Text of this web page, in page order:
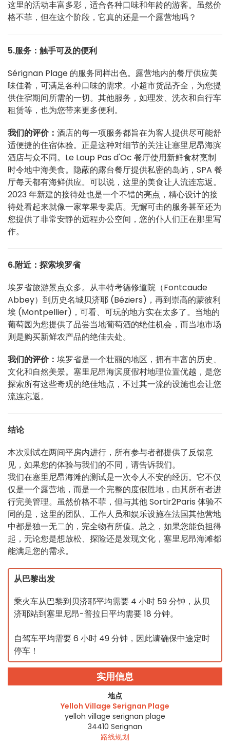
这里的活动丰富多彩，适合各种口味和年龄的游客。虽然价
格不菲，但在这个阶段，它真的还是一个露营地吗？
5.服务：触手可及的便利
Sérignan Plage 的服务同样出色。露营地内的餐厅供应美
味佳肴，可满足各种口味的需求。小超市货品齐全，为您提
供住宿期间所需的一切。其他服务，如理发、洗衣和自行车
租赁等，也为您带来更多便利。
我们的评价： 酒店的每一项服务都旨在为客人提供尽可能舒
适便捷的住宿体验。正是这种对细节的关注让塞里尼昂海滨
酒店与众不同。Le Loup Pas d'Oc 餐厅使用新鲜食材烹制
时令地中海美食。隐蔽的露台餐厅提供私密的岛屿，SPA 餐
厅每天都有海鲜供应。可以说，这里的美食让人流连忘返。
2023 年新建的接待处也是一个不错的亮点，精心设计的接
待处看起来就像一家苹果专卖店。无懈可击的服务甚至还为
您提供了非常安静的远程办公空间，您的仆人们正在那里写
作。
6.附近：探索埃罗省
埃罗省旅游景点众多。从丰特考德修道院（Fontcaude
Abbey）到历史名城贝济耶 (Béziers)，再到崇高的蒙彼利
埃 (Montpellier)，可看、可玩的地方实在太多了。当地的
葡萄园为您提供了品尝当地葡萄酒的绝佳机会，而当地市场
则是购买新鲜农产品的绝佳去处。
我们的评价： 埃罗省是一个壮丽的地区，拥有丰富的历史、
文化和自然美景。塞里尼昂海滨度假村地理位置优越，是您
探索所有这些奇观的绝佳地点，不过其一流的设施也会让您
流连忘返。
结论
本次测试在两间平房内进行，所有参与者都提供了反馈意
见，如果您的体验与我们的不同，请告诉我们。
我们在塞里尼昂海滩的测试是一次令人不安的经历。它不仅
仅是一个露营地，而是一个完整的度假胜地，由其所有者进
行完美管理。虽然价格不菲，但与其他 Sortir2Paris 体验不
同的是，这里的团队、工作人员和娱乐设施在法国其他营地
中都是独一无二的，完全物有所值。总之，如果您能负担得
起，无论您是想放松、探险还是发现文化，塞里尼昂海滩都
能满足您的需求。
从巴黎出发
乘火车从巴黎到贝济耶平均需要 4 小时 59 分钟，从贝
济耶站到塞里尼昂-普拉日平均需要 18 分钟。
自驾车平均需要 6 小时 49 分钟，因此请确保中途定时
停车！
实用信息
地点
Yelloh Village Serignan Plage
yelloh village serignan plage
34410 Serignan
路线规划